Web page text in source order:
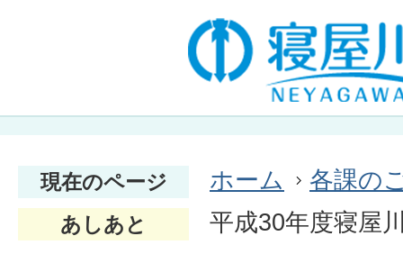
現在のページ ホーム 各課の
あしあと 平成30年度寝屋